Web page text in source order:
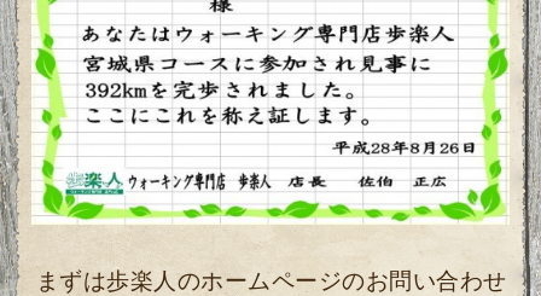
まずは歩楽人のホームページのお問い合わせ